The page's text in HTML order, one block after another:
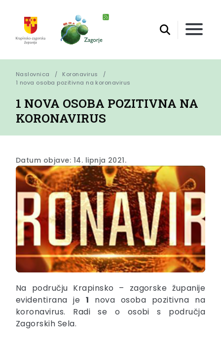
Naslovnica
Koronavirus
1 nova osoba pozitivna na koronavirus
1 NOVA OSOBA POZITIVNA NA
KORONAVIRUS
Datum objave: 14. lipnja 2021.
Na području Krapinsko – zagorske županije
evidentirana je1 nova osoba pozitivna na
koronavirus. Radi se o osobi s područja
Zagorskih Sela.